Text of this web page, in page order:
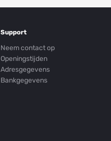
Support
Neem contact op
Openingstijden
Adresgegevens
Bankgegevens